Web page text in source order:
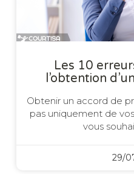
Les 10
l’obtention
Obtenir un accord de
pas uniquement de
vous
29/